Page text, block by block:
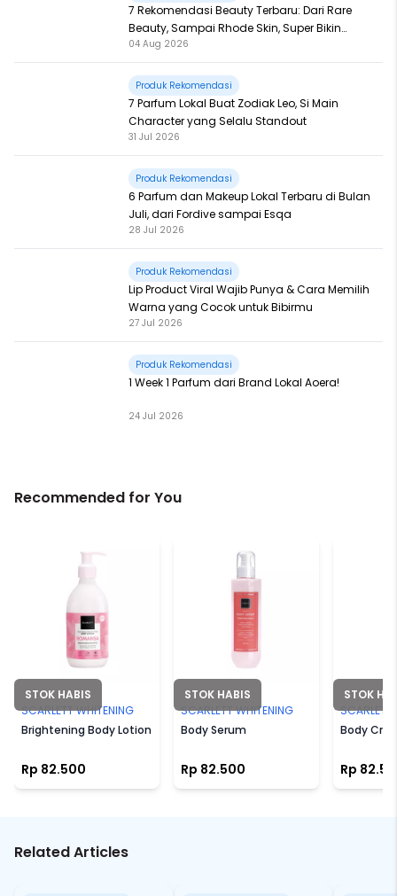
7 Rekomendasi Beauty Terbaru: Dari Rare
Beauty, Sampai Rhode Skin, Super Bikin
Fomo
04 Aug 2026
Produk Rekomendasi
7 Parfum Lokal Buat Zodiak Leo, Si Main
Character yang Selalu Standout
31 Jul 2026
Produk Rekomendasi
6 Parfum dan Makeup Lokal Terbaru di Bulan
Juli, dari Fordive sampai Esqa
28 Jul 2026
Produk Rekomendasi
Lip Product Viral Wajib Punya & Cara Memilih
Warna yang Cocok untuk Bibirmu
27 Jul 2026
Produk Rekomendasi
1 Week 1 Parfum dari Brand Lokal Aoera!
24 Jul 2026
Recommended for You
STOK HABIS
SCARLETT WHITENING
Brightening Body Lotion
Rp 82.500
STOK HABIS
SCARLETT WHITENING
Body Serum
Rp 82.500
STOK
SCARLETT
Body
Rp
Related Articles